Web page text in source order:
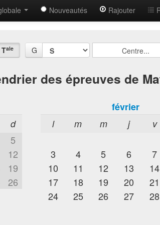
Nouveautés Rajouter
Tale G
des épreuves de
d
5
12
19
26
février
l m m j v
3
4 5 6 7
10
11 12 13 14
17
18 19 20 21
24
25 26 27 28